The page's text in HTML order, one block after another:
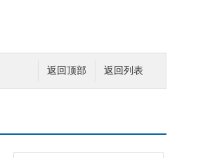
返回列表
返回顶部